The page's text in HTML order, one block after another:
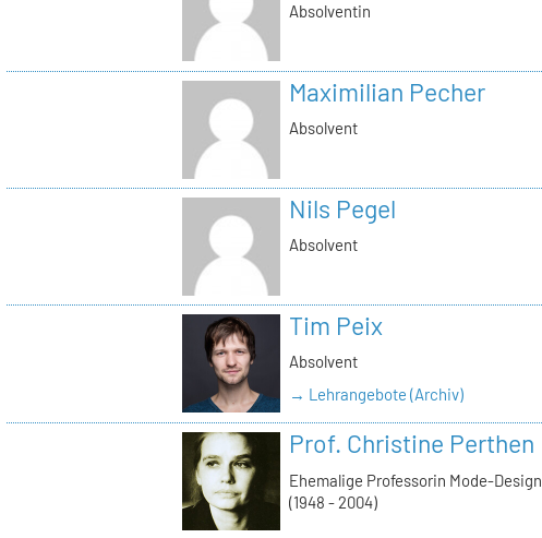
Absolventin
Maximilian Pecher
Absolvent
Nils Pegel
Absolvent
Tim Peix
Absolvent
→ Lehrangebote (Archiv)
Prof. Christine Perthen
Ehemalige Professorin Mode-Design
(1948 - 2004)